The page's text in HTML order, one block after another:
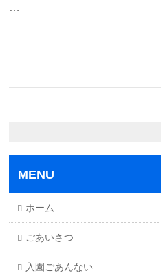
…
MENU
ホーム
ごあいさつ
入園ごあんない